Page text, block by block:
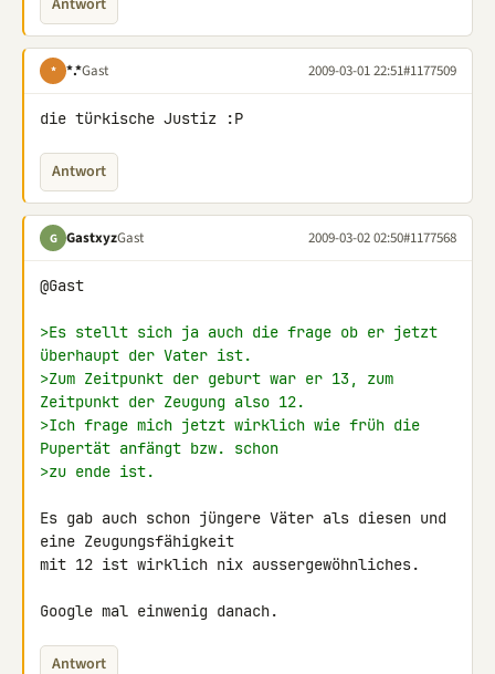
Antwort
* *.*Gast 2009-03-01 22:51#1177509
die türkische Justiz :P
Antwort
G GastxyzGast 2009-03-02 02:50#1177568
@Gast
>Es stellt sich ja auch die frage ob er jetzt
überhaupt der Vater ist.
>Zum Zeitpunkt der geburt war er 13, zum
Zeitpunkt der Zeugung also 12.
>Ich frage mich jetzt wirklich wie früh die
Pupertät anfängt bzw. schon
>zu ende ist.
Es gab auch schon jüngere Väter als diesen und
eine Zeugungsfähigkeit
mit 12 ist wirklich nix aussergewöhnliches.
Google mal einwenig danach.
Antwort